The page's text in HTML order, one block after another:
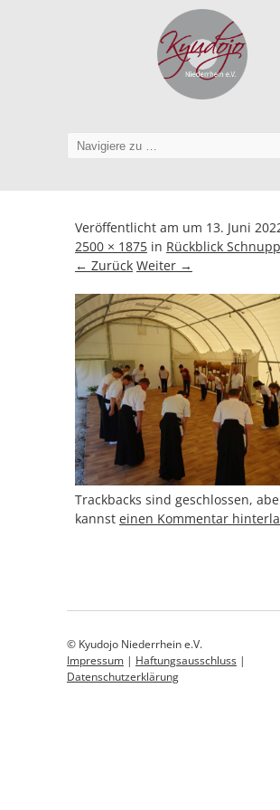
Veröffentlicht am um 13. Juni
2500 × 1875 in Rückblick
← Zurück Weiter →
Trackbacks sind geschlossen,
kannst einen Kommentar
© Kyudojo Niederrhein e.V.
Impressum| Haftungsausschluss|
Datenschutzerklärung